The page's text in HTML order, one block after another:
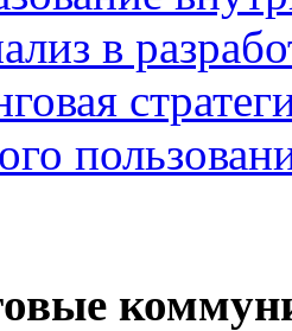
в